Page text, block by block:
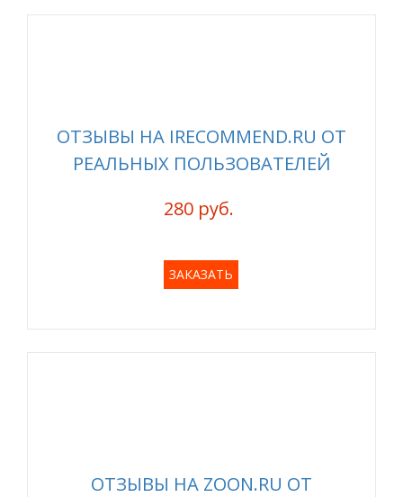
ОТЗЫВЫ НА IRECOMMEND.RU ОТ
РЕАЛЬНЫХ ПОЛЬЗОВАТЕЛЕЙ
280 руб.
ЗАКАЗАТЬ
ОТЗЫВЫ НА ZOON.RU ОТ